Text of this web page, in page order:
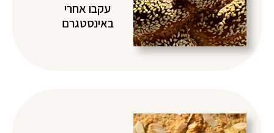
עקבו אחרי
באינסטגרם